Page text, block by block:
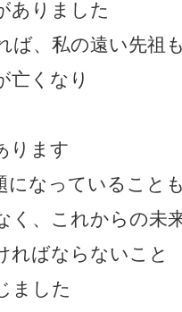
ありました
ば、私の遠い先祖
亡くなり
ります
になっていること
く、これからの未
ればならないこと
ました